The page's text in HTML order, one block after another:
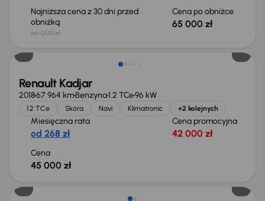
Najniższa cena z 30 dni przed
obniżką
66 000 zł
Cena po obniżce
65 000 zł
Renault Kadjar
201867 964 kmBenzyna1.2 TCe96 kW
1.2 TCe Skóra Navi Klimatronic +2 kolejnych
Miesięczna rata
od 268 zł
Cena promocyjna
42 000 zł
Cena
45 000 zł